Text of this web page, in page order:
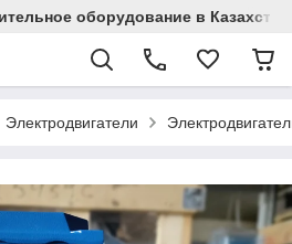
оборудование в
Электродвигатели